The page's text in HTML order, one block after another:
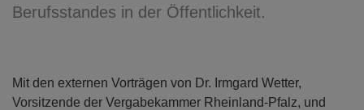
Berufsstandes in der Öffentlichkeit.
Mit den externen Vorträgen von Dr. Irmgard Wetter,
Vorsitzende der Vergabekammer Rheinland-Pfalz, und